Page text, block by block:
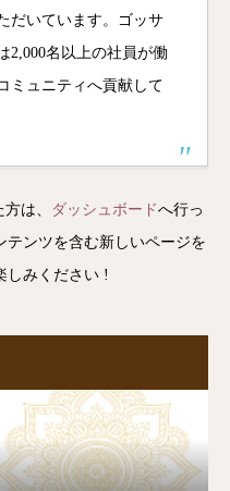
だいています。ゴッサ
2,000名以上の社員が働
ミュニティへ貢献して
は、 ダッシュボードへ行っ
テンツを含む新しいページを
しみください !